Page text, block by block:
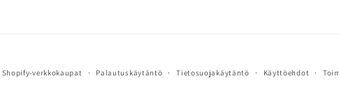
Shopify-verkkokaupat Palautuskäytäntö Tietosuojakäytäntö Käyttöehdot